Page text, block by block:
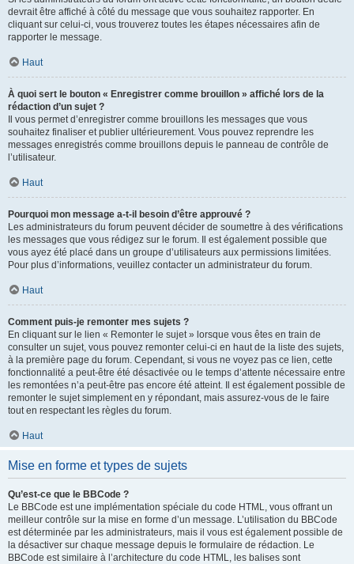
devrait être affiché à côté du message que vous souhaitez rapporter. En
cliquant sur celui-ci, vous trouverez toutes les étapes nécessaires afin de
rapporter le message.
Haut
À quoi sert le bouton « Enregistrer comme brouillon » affiché lors de la
rédaction d’un sujet ?
Il vous permet d’enregistrer comme brouillons les messages que vous
souhaitez finaliser et publier ultérieurement. Vous pouvez reprendre les
messages enregistrés comme brouillons depuis le panneau de contrôle de
l’utilisateur.
Haut
Pourquoi mon message a-t-il besoin d’être approuvé ?
Les administrateurs du forum peuvent décider de soumettre à des vérifications
les messages que vous rédigez sur le forum. Il est également possible que
vous ayez été placé dans un groupe d’utilisateurs aux permissions limitées.
Pour plus d’informations, veuillez contacter un administrateur du forum.
Haut
Comment puis-je remonter mes sujets ?
En cliquant sur le lien « Remonter le sujet » lorsque vous êtes en train de
consulter un sujet, vous pouvez remonter celui-ci en haut de la liste des sujets,
à la première page du forum. Cependant, si vous ne voyez pas ce lien, cette
fonctionnalité a peut-être été désactivée ou le temps d’attente nécessaire entre
les remontées n’a peut-être pas encore été atteint. Il est également possible de
remonter le sujet simplement en y répondant, mais assurez-vous de le faire
tout en respectant les règles du forum.
Haut
Mise en forme et types de sujets
Qu’est-ce que le BBCode ?
Le BBCode est une implémentation spéciale du code HTML, vous offrant un
meilleur contrôle sur la mise en forme d’un message. L’utilisation du BBCode
est déterminée par les administrateurs, mais il vous est également possible de
la désactiver sur chaque message depuis le formulaire de rédaction. Le
BBCode est similaire à l’architecture du code HTML, les balises sont